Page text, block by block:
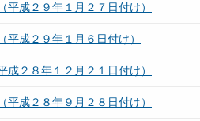
成２９年１月２７日付け）
成２９年１月６日付け）
２８年１２月２１日付け）
成２８年９月２８日付け）